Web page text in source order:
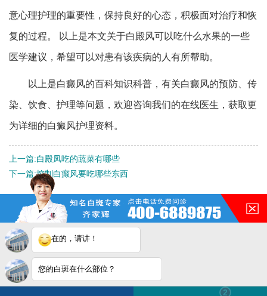
意心理护理的重要性，保持良好的心态，积极面对治疗和恢
复的过程。 以上是本文关于白殿风可以吃什么水果的一些
医学建议，希望可以对患有该疾病的人有所帮助。
以上是白癜风的百科知识科普，有关白癜风的预防、传
染、饮食、护理等问题，欢迎咨询我们的在线医生，获取更
为详细的白癜风护理资料。
上一篇:白殿凤吃的蔬菜有哪些
下一篇:控制白癫风要吃哪些东西
QQ：3188546587
在的，请讲！
您的白斑在什么部位？
2
白斑在线问医生